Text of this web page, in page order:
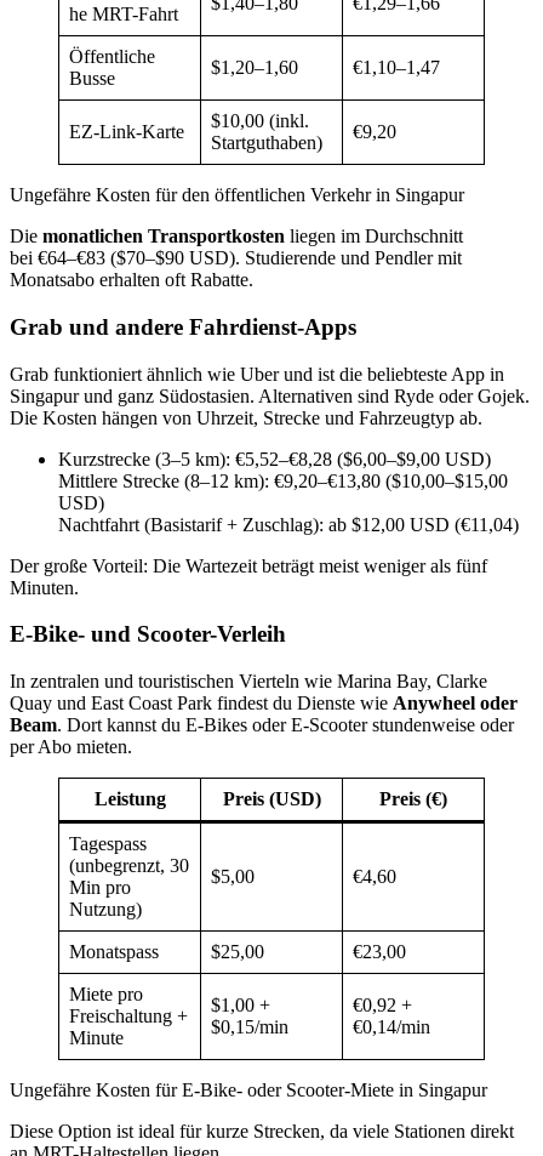
he MRT-Fahrt
Öffentliche
Busse
$1,20–1,60 €1,10–1,47
EZ-Link-Karte
$10,00 (inkl.
Startguthaben)
€9,20
Ungefähre Kosten für den öffentlichen Verkehr in Singapur
Die monatlichen Transportkosten liegen im Durchschnitt
bei €64–€83 ($70–$90 USD). Studierende und Pendler mit
Monatsabo erhalten oft Rabatte.
Grab und andere Fahrdienst-Apps
Grab funktioniert ähnlich wie Uber und ist die beliebteste App in
Singapur und ganz Südostasien. Alternativen sind Ryde oder Gojek.
Die Kosten hängen von Uhrzeit, Strecke und Fahrzeugtyp ab.
Kurzstrecke (3–5 km): €5,52–€8,28 ($6,00–$9,00 USD)
Mittlere Strecke (8–12 km): €9,20–€13,80 ($10,00–$15,00
USD)
Nachtfahrt (Basistarif + Zuschlag): ab $12,00 USD (€11,04)
Der große Vorteil: Die Wartezeit beträgt meist weniger als fünf
Minuten.
E-Bike- und Scooter-Verleih
In zentralen und touristischen Vierteln wie Marina Bay, Clarke
Quay und East Coast Park findest du Dienste wie Anywheel oder
Beam. Dort kannst du E-Bikes oder E-Scooter stundenweise oder
per Abo mieten.
Leistung Preis (USD) Preis (€)
Tagespass
(unbegrenzt, 30
Min pro
Nutzung)
$5,00 €4,60
Monatspass $25,00 €23,00
Miete pro
Freischaltung +
Minute
$1,00 +
$0,15/min
€0,92 +
€0,14/min
Ungefähre Kosten für E-Bike- oder Scooter-Miete in Singapur
Diese Option ist ideal für kurze Strecken, da viele Stationen direkt